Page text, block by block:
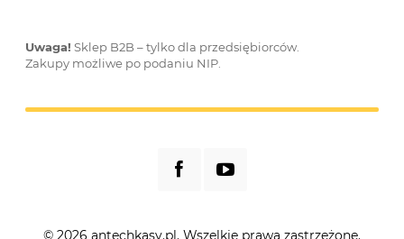
Uwaga! Sklep B2B – tylko dla przedsiębiorców.
Zakupy możliwe po podaniu NIP.
© 2026 antechkasy.pl. Wszelkie prawa zastrzeżone.